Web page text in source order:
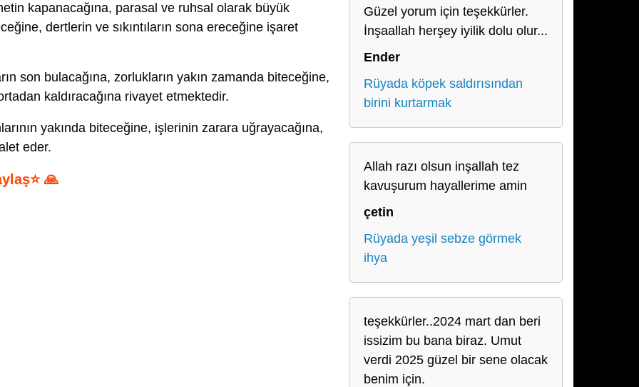
kapanacağına, parasal ve ruhsal olarak büyük
dertlerin ve sıkıntıların sona ereceğine işaret
son bulacağına, zorlukların yakın zamanda biteceğine,
kaldıracağına rivayet etmektedir.
yakında biteceğine, işlerinin zarara uğrayacağına,
eder.
🙏
Güzel yorum için teşekkürler.
İnşaallah herşey iyilik dolu olur...
Ender
Rüyada köpek saldırısından
birini kurtarmak
Allah razı olsun inşallah tez
kavuşurum hayallerime amin
çetin
Rüyada yeşil sebze görmek
ihya
teşekkürler..2024 mart dan beri
issizim bu bana biraz. Umut
verdi 2025 güzel bir sene olacak
benim için.